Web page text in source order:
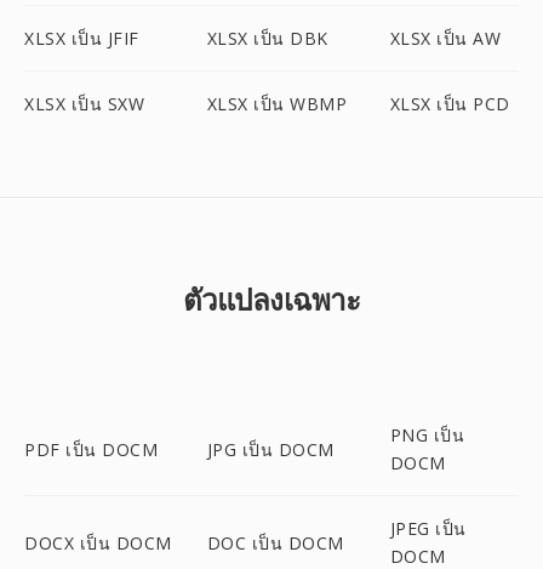
XLSX เป็น JFIF XLSX เป็น DBK XLSX เป็น AW
XLSX เป็น SXW XLSX เป็น WBMP XLSX เป็น PCD
ตัวแปลงเฉพาะ
PDF เป็น DOCM JPG เป็น DOCM
PNG เป็น
DOCM
DOCX เป็น DOCM DOC เป็น DOCM
JPEG เป็น
DOCM